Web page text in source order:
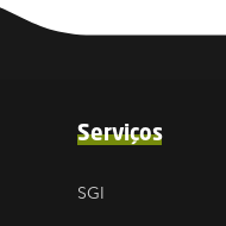
Serviços
SGI